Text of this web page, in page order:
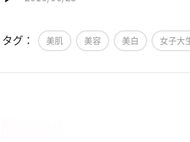
タグ： 美肌 美容 美白 女子大